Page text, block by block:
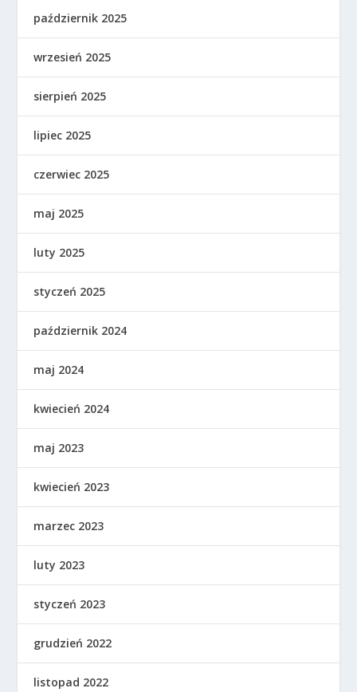
październik 2025
wrzesień 2025
sierpień 2025
lipiec 2025
czerwiec 2025
maj 2025
luty 2025
styczeń 2025
październik 2024
maj 2024
kwiecień 2024
maj 2023
kwiecień 2023
marzec 2023
luty 2023
styczeń 2023
grudzień 2022
listopad 2022